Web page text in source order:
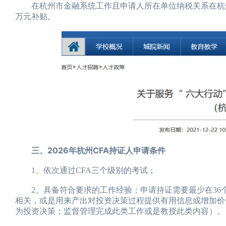
在杭州市金融系统工作且申请人所在单位纳税关系在杭
万元补贴。
三、2026年杭州CFA持证人申请条件
1、依次通过CFA三个级别的考试；
2、具备符合要求的工作经验：申请持证需要最少在36
相关，或是用来产出对投资决策过程提供有用信息或增加
为投资决策；监督管理完成此类工作或是教授此类内容）。